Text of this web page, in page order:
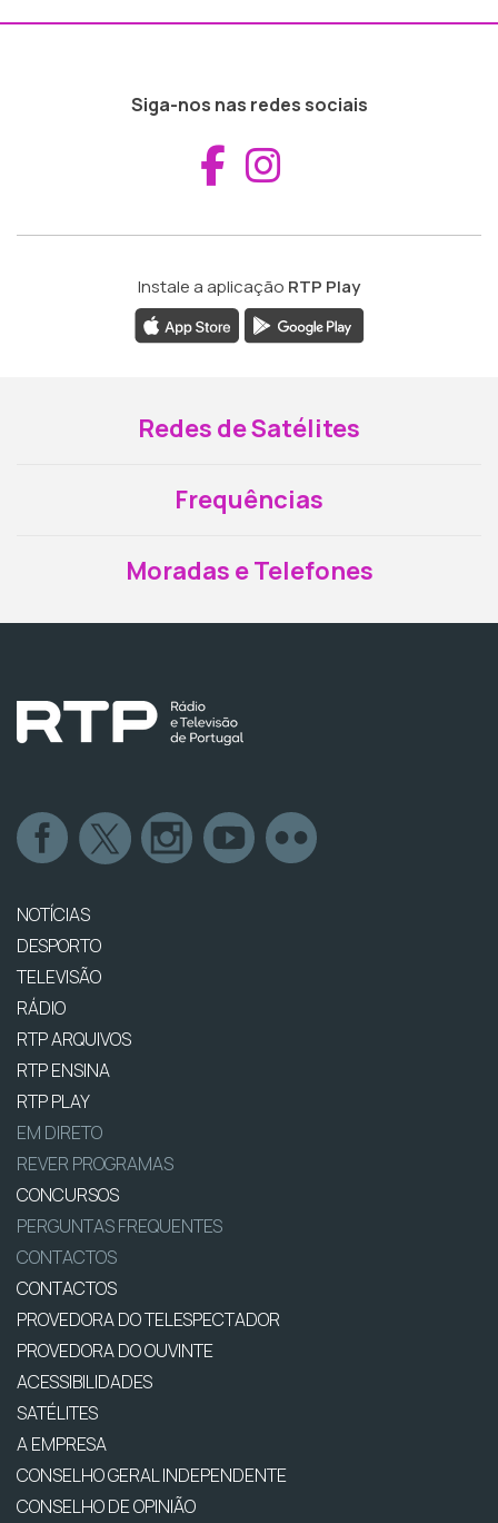
Siga-nos nas redes sociais
Aceder ao
Instale a aplicação RTP Play
Redes de Satélites
Frequências
Moradas e Telefones
NOTÍCIAS
DESPORTO
TELEVISÃO
RÁDIO
RTP ARQUIVOS
RTP ENSINA
RTP PLAY
EM DIRETO
REVER PROGRAMAS
CONCURSOS
PERGUNTAS FREQUENTES
CONTACTOS
CONTACTOS
PROVEDORA DO TELESPECTADOR
PROVEDORA DO OUVINTE
ACESSIBILIDADES
SATÉLITES
A EMPRESA
CONSELHO GERAL INDEPENDENTE
CONSELHO DE OPINIÃO